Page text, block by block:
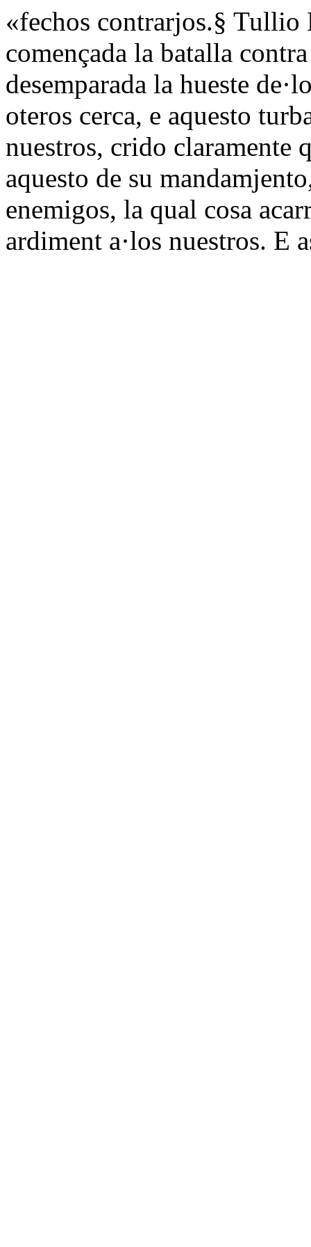
«fechos contrarjos.§ Tullio
començada la batalla
desemparada la hueste
oteros cerca, e aquesto
nuestros, crido claramente
aquesto de su
enemigos, la qual cosa
ardiment a·los nuestros. E